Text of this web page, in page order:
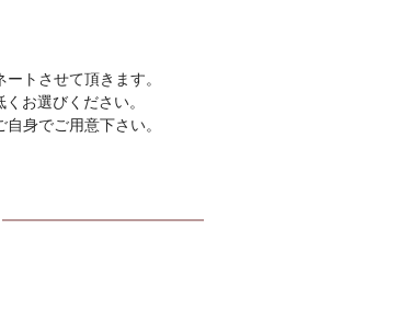
トさせて頂きます。
お選びください。
身でご用意下さい。